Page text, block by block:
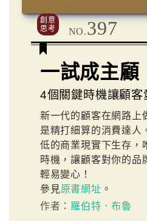
創意
思考
NO.397
一試成主顧
4個關鍵時機讓顧客
新一代的顧客在網路上
是精打細算的消費達人
低的商業現實下生存，
時機，讓顧客對你的品
輕易變心！
參見原書網址 。
作者： 羅伯特．布魯